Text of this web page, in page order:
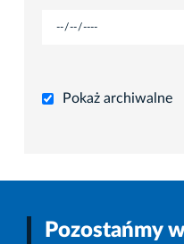
Pokaż archiwalne
Pozostańmy